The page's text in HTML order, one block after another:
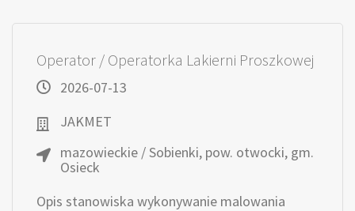
Operator / Operatorka Lakierni Proszkowej
2026-07-13
JAKMET
mazowieckie / Sobienki, pow. otwocki, gm.
Osieck
Opis stanowiska wykonywanie malowania